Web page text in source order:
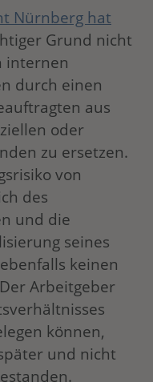
Nürnberg hat
Grund nicht
internen
durch einen
aus
oder
zu ersetzen.
von
des
und die
seines
keinen
Arbeitgeber
können,
und nicht